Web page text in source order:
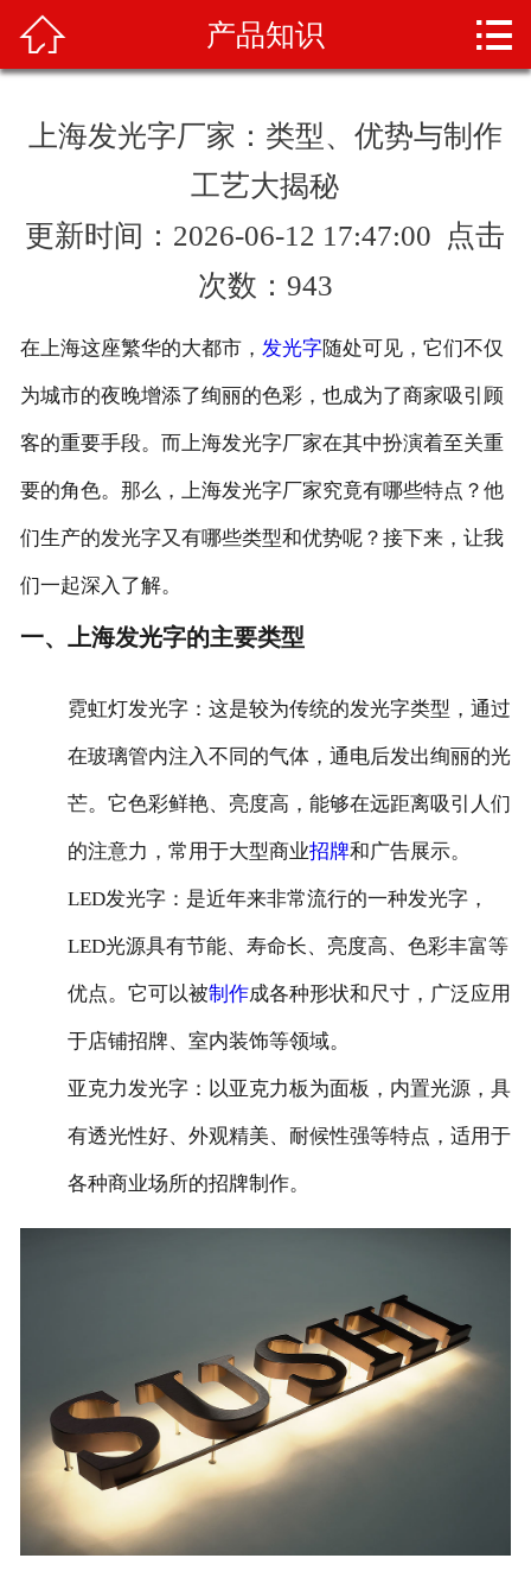
产品展示
业务范围
产品知识
联系我们
 产品知识 
上海发光字厂家：类型、优势与制作
工艺大揭秘
更新时间：2026-06-12 17:47:00 点击
次数： 943
在上海这座繁华的大都市， 发光字随处可见，它们不仅
为城市的夜晚增添了绚丽的色彩，也成为了商家吸引顾
客的重要手段。而上海发光字厂家在其中扮演着至关重
要的角色。那么，上海发光字厂家究竟有哪些特点？他
们生产的发光字又有哪些类型和优势呢？接下来，让我
们一起深入了解。
一、上海发光字的主要类型
‌霓虹灯发光字‌：这是较为传统的发光字类型，通过
在玻璃管内注入不同的气体，通电后发出绚丽的光
芒。它色彩鲜艳、亮度高，能够在远距离吸引人们
的注意力，常用于大型商业招牌和广告展示。
‌LED发光字‌：是近年来非常流行的一种发光字，
LED光源具有节能、寿命长、亮度高、色彩丰富等
优点。它可以被制作成各种形状和尺寸，广泛应用
于店铺招牌、室内装饰等领域。
‌亚克力发光字‌：以亚克力板为面板，内置光源，具
有透光性好、外观精美、耐候性强等特点，适用于
各种商业场所的招牌制作。